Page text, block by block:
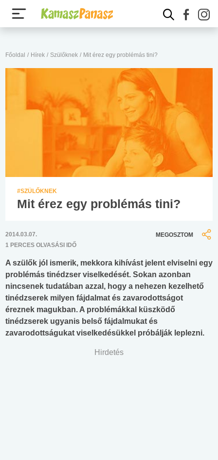
Főoldal / Hírek / Szülőknek / Mit érez egy problémás tini?
#SZÜLŐKNEK
Mit érez egy problémás tini?
2014.03.07.
1 PERCES OLVASÁSI IDŐ
MEGOSZTOM
A szülők jól ismerik, mekkora kihívást jelent elviselni egy
problémás tinédzser viselkedését. Sokan azonban
nincsenek tudatában azzal, hogy a nehezen kezelhető
tinédzserek milyen fájdalmat és zavarodottságot
éreznek magukban. A problémákkal küszködő
tinédzserek ugyanis belső fájdalmukat és
zavarodottságukat viselkedésükkel próbálják leplezni.
Hirdetés